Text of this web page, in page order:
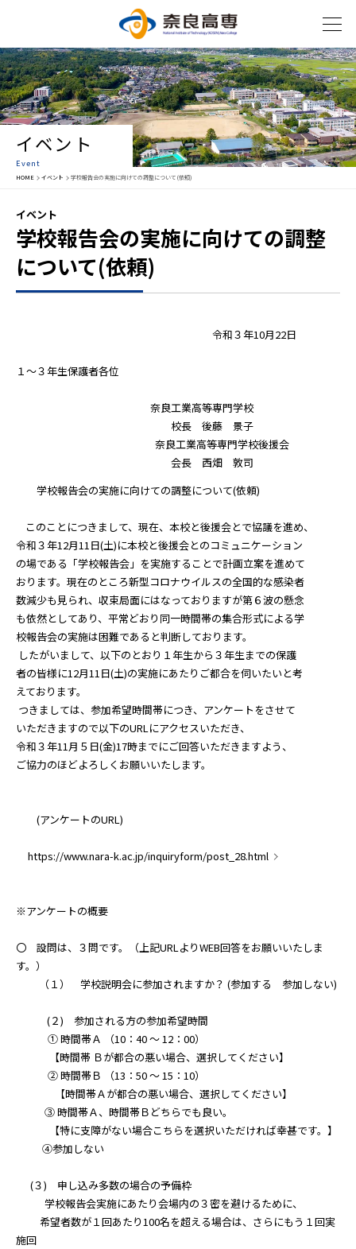
イベント
Event
HOME イベント 学校報告会の実施に向けての調整について(依頼)
イベント
学校報告会の実施に向けての調整
について(依頼)
令和３年10月22日
１～３年生保護者各位
奈良工業高等専門学校
校長 後藤 景子
奈良工業高等専門学校後援会
会長 西畑 敦司
学校報告会の実施に向けての調整について(依頼)
このことにつきまして、現在、本校と後援会とで協議を進め、
令和３年12月11日(土)に本校と後援会とのコミュニケーション
の場である「学校報告会」を実施することで計画立案を進めて
おります。現在のところ新型コロナウイルスの全国的な感染者
数減少も見られ、収束局面にはなっておりますが第６波の懸念
も依然としてあり、平常どおり同一時間帯の集合形式による学
校報告会の実施は困難であると判断しております。
したがいまして、以下のとおり１年生から３年生までの保護
者の皆様に12月11日(土)の実施にあたりご都合を伺いたいと考
えております。
つきましては、参加希望時間帯につき、アンケートをさせて
いただきますので以下のURLにアクセスいただき、
令和３年11月５日(金)17時までにご回答いただきますよう、
ご協力のほどよろしくお願いいたします。
(アンケートのURL)
https://www.nara-k.ac.jp/inquiryform/post_28.html
※アンケートの概要
〇 設問は、３問です。（上記URLよりWEB回答をお願いいたしま
す。）
（１） 学校説明会に参加されますか？ (参加する 参加しない)
(２) 参加される方の参加希望時間
① 時間帯Ａ （10：40 ～ 12：00）
【時間帯 Ｂが都合の悪い場合、選択してください】
② 時間帯Ｂ （13：50 ～ 15：10）
【時間帯Ａが都合の悪い場合、選択してください】
③ 時間帯Ａ、時間帯Ｂどちらでも良い。
【特に支障がない場合こちらを選択いただければ幸甚です。】
④参加しない
(３) 申し込み多数の場合の予備枠
学校報告会実施にあたり会場内の３密を避けるために、
希望者数が１回あたり100名を超える場合は、さらにもう１回実
施回